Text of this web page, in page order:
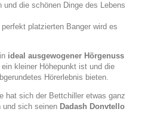
und die schönen Dinge des Lebens
platzierten Banger wird es
ideal ausgewogener Hörgenuss
kleiner Höhepunkt ist und die
Hörerlebnis bieten.
hat sich der Bettchiller etwas ganz
und sich seinen Dadash Donvtello